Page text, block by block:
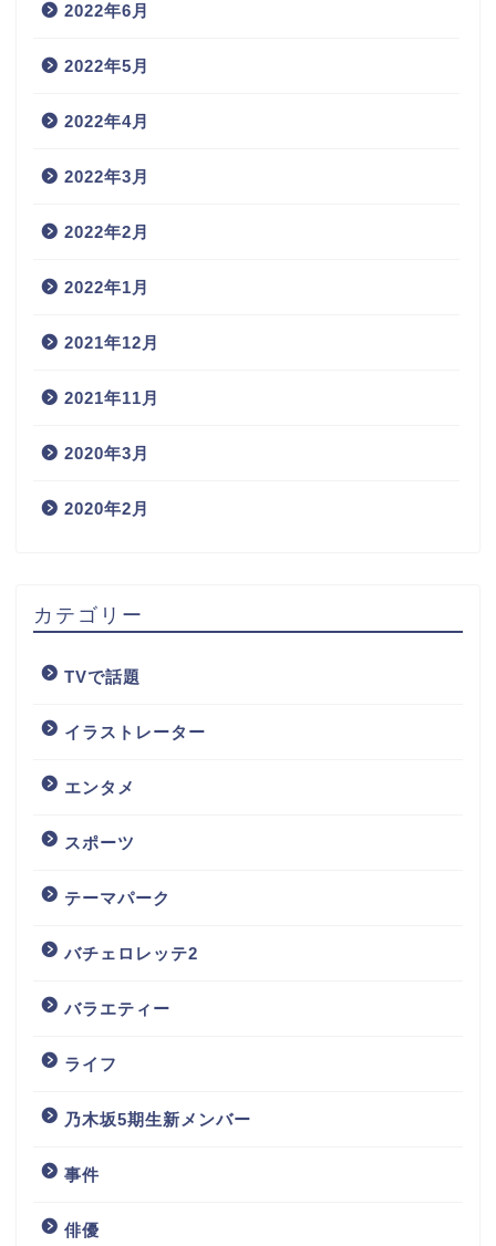
2022年6月
2022年5月
2022年4月
2022年3月
2022年2月
2022年1月
2021年12月
2021年11月
2020年3月
2020年2月
カテゴリー
TVで話題
イラストレーター
エンタメ
スポーツ
テーマパーク
バチェロレッテ2
バラエティー
ライフ
乃木坂5期生新メンバー
事件
俳優